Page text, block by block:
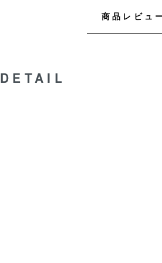
DETAIL
商品レビュ